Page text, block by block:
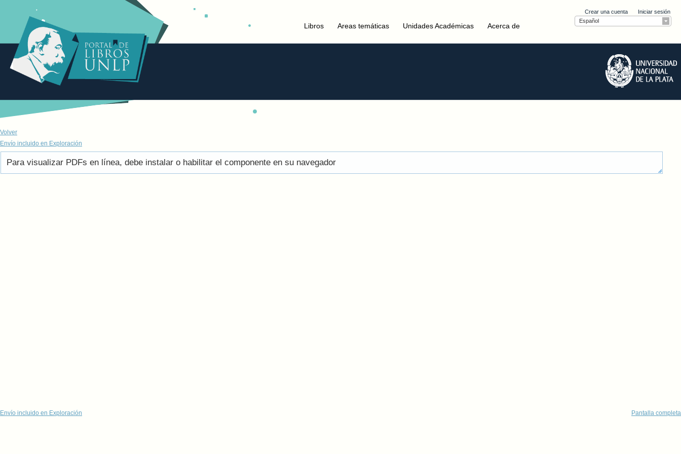
Crear una cuenta
Iniciar sesión
Español
Libros Areas temáticas Unidades Académicas Acerca de
Volver
Envío incluido en Exploración
Para visualizar PDFs en línea, debe instalar o habilitar el componente en su navegador
Envío incluido en Exploración Pantalla completa